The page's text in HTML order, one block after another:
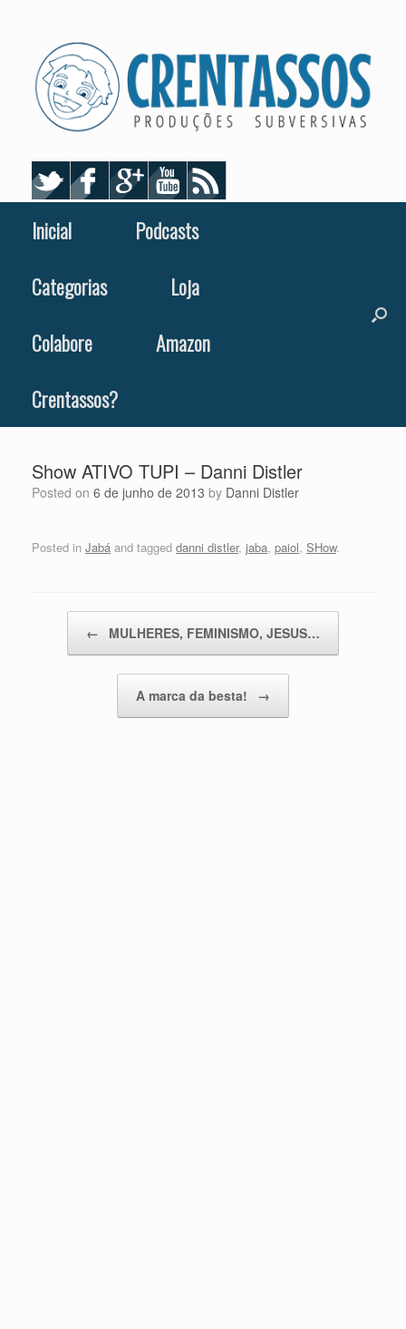
Inicial
Podcasts
Categorias
Loja
Colabore
Amazon
Crentassos?
Show ATIVO TUPI – Danni Distler
Posted on 6 de junho de 2013 by Danni Distler
Posted in Jabá and tagged danni distler, jaba, paiol, SHow.
← MULHERES, FEMINISMO, JESUS…
A marca da besta! →